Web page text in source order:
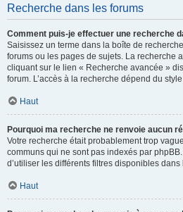
Recherche dans les forums
Comment puis-je effectuer une recherche
Saisissez un terme dans la boîte de
forums ou les pages de sujets. La recherche
cliquant sur le lien « Recherche avancée »
forum. L’accès à la recherche dépend du
Haut
Pourquoi ma recherche ne renvoie aucun
Votre recherche était probablement trop
communs qui ne sont pas indexés par
d’utiliser les différents filtres disponibles
Haut